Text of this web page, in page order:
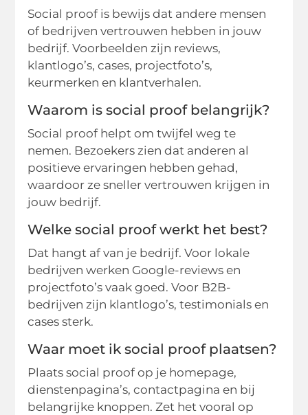
Social proof is bewijs dat andere mensen
of bedrijven vertrouwen hebben in jouw
bedrijf. Voorbeelden zijn reviews,
klantlogo’s, cases, projectfoto’s,
keurmerken en klantverhalen.
Waarom is social proof belangrijk?
Social proof helpt om twijfel weg te
nemen. Bezoekers zien dat anderen al
positieve ervaringen hebben gehad,
waardoor ze sneller vertrouwen krijgen in
jouw bedrijf.
Welke social proof werkt het best?
Dat hangt af van je bedrijf. Voor lokale
bedrijven werken Google-reviews en
projectfoto’s vaak goed. Voor B2B-
bedrijven zijn klantlogo’s, testimonials en
cases sterk.
Waar moet ik social proof plaatsen?
Plaats social proof op je homepage,
dienstenpagina’s, contactpagina en bij
belangrijke knoppen. Zet het vooral op